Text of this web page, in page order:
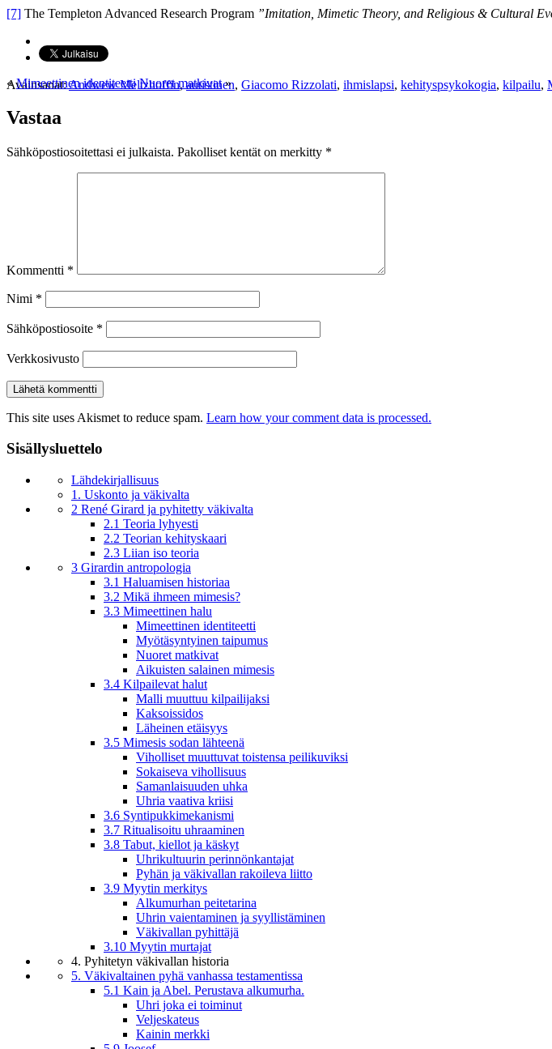
[7] The Templeton Advanced Research Program ”Imitation, Mimetic Theory, and Religious & Cultural
Avainsanat:Andwew Meltzhoffin,autistinen, Giacomo Rizzolati, ihmislapsi, kehityspsykokogia, kilpailu,
«Mimeettinen identiteetti Nuoret matkivat»
Vastaa
Sähköpostiosoitettasi ei julkaista. Pakolliset kentät on merkitty *
Kommentti *
Nimi *
Sähköpostiosoite *
Verkkosivusto
This site uses Akismet to reduce spam. Learn how your comment data is processed.
Sisällysluettelo
Lähdekirjallisuus
1. Uskonto ja väkivalta
2 René Girard ja pyhitetty väkivalta
2.1 Teoria lyhyesti
2.2 Teorian kehityskaari
2.3 Liian iso teoria
3 Girardin antropologia
3.1 Haluamisen historiaa
3.2 Mikä ihmeen mimesis?
3.3 Mimeettinen halu
Mimeettinen identiteetti
Myötäsyntyinen taipumus
Nuoret matkivat
Aikuisten salainen mimesis
3.4 Kilpailevat halut
Malli muuttuu kilpailijaksi
Kaksoissidos
Läheinen etäisyys
3.5 Mimesis sodan lähteenä
Viholliset muuttuvat toistensa peilikuviksi
Sokaiseva vihollisuus
Samanlaisuuden uhka
Uhria vaativa kriisi
3.6 Syntipukkimekanismi
3.7 Ritualisoitu uhraaminen
3.8 Tabut, kiellot ja käskyt
Uhrikultuurin perinnönkantajat
Pyhän ja väkivallan rakoileva liitto
3.9 Myytin merkitys
Alkumurhan peitetarina
Uhrin vaientaminen ja syyllistäminen
Väkivallan pyhittäjä
3.10 Myytin murtajat
4. Pyhitetyn väkivallan historia
5. Väkivaltainen pyhä vanhassa testamentissa
5.1 Kain ja Abel. Perustava alkumurha.
Uhri joka ei toiminut
Veljeskateus
Kainin merkki